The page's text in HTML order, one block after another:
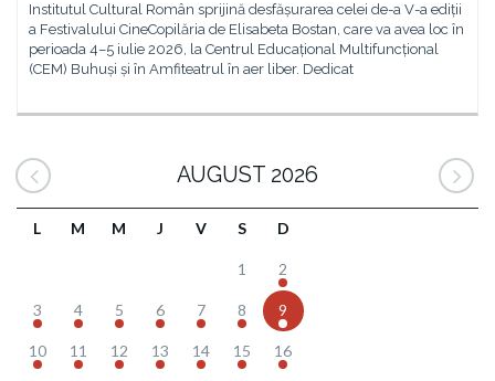
Institutul Cultural Român sprijină desfășurarea celei de-a V-a ediții
a Festivalului CineCopilăria de Elisabeta Bostan, care va avea loc în
perioada 4–5 iulie 2026, la Centrul Educațional Multifuncțional
(CEM) Buhuși și în Amfiteatrul în aer liber. Dedicat
AUGUST 2026
L M M J V S D
1 2
3 4 5 6 7 8 9
10 11 12 13 14 15 16